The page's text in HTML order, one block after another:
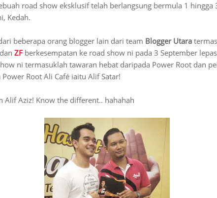
road show eksklusif telah berlangsung bermula 1 hingga
Kedah.
beberapa orang blogger lain dari team Blogger Utara
ZF berkesempatan ke road show ni pada 3 September
ni termasuklah tawaran hebat daripada Power Root dan
Root Ali Café iaitu Alif Satar!
Alif Aziz! Know the different.. hahahah